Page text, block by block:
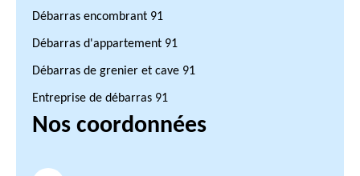
Débarras encombrant 91
Débarras d'appartement 91
Débarras de grenier et cave 91
Entreprise de débarras 91
Nos coordonnées